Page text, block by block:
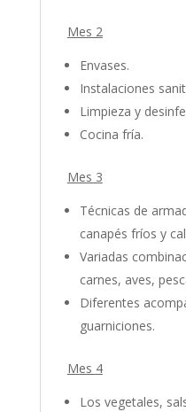
Mes 2
Envases.
Instalaciones
Limpieza y
Cocina fría.
Mes 3
Técnicas de
canapés fríos y
Variadas
carnes, aves,
Diferentes
guarniciones.
Mes 4
Los vegetales,